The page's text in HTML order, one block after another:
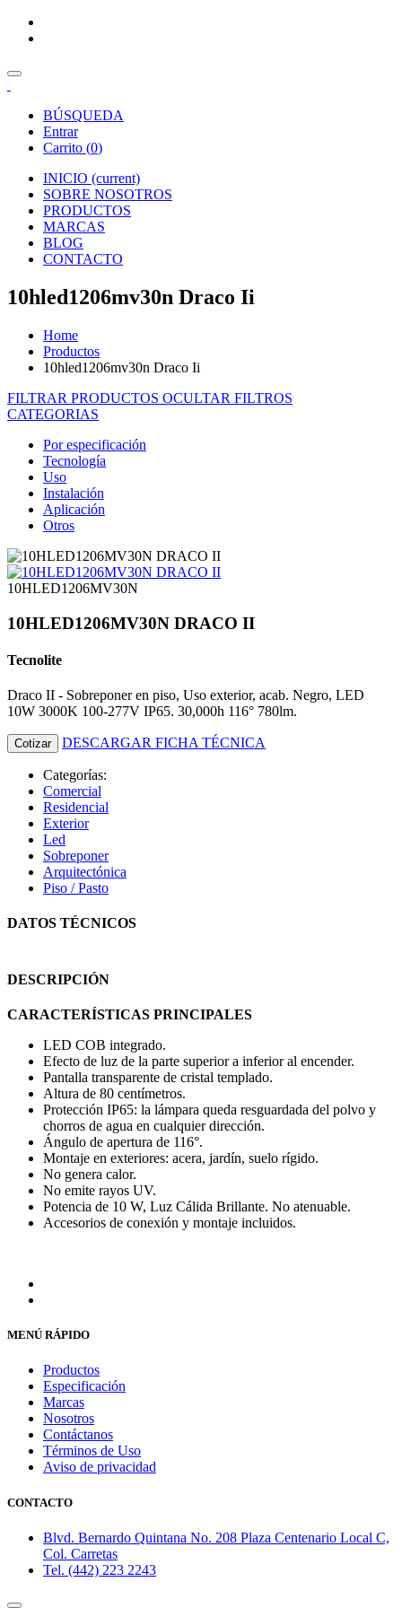
BÚSQUEDA
Entrar
Carrito (0)
INICIO (current)
SOBRE NOSOTROS
PRODUCTOS
MARCAS
BLOG
CONTACTO
10hled1206mv30n Draco Ii
Home
Productos
10hled1206mv30n Draco Ii
FILTRAR PRODUCTOS OCULTAR FILTROS
CATEGORIAS
Por especificación
Tecnología
Uso
Instalación
Aplicación
Otros
10HLED1206MV30N
10HLED1206MV30N DRACO II
Tecnolite
Draco II - Sobreponer en piso, Uso exterior, acab. Negro, LED
10W 3000K 100-277V IP65. 30,000h 116° 780lm.
Cotizar DESCARGAR FICHA TÉCNICA
Categorías:
Comercial
Residencial
Exterior
Led
Sobreponer
Arquitectónica
Piso / Pasto
DATOS TÉCNICOS
DESCRIPCIÓN
CARACTERÍSTICAS PRINCIPALES
LED COB integrado.
Efecto de luz de la parte superior a inferior al encender.
Pantalla transparente de cristal templado.
Altura de 80 centímetros.
Protección IP65: la lámpara queda resguardada del polvo y
chorros de agua en cualquier dirección.
Ángulo de apertura de 116°.
Montaje en exteriores: acera, jardín, suelo rígido.
No genera calor.
No emite rayos UV.
Potencia de 10 W, Luz Cálida Brillante. No atenuable.
Accesorios de conexión y montaje incluidos.
MENÚ RÁPIDO
Productos
Especificación
Marcas
Nosotros
Contáctanos
Términos de Uso
Aviso de privacidad
CONTACTO
Blvd. Bernardo Quintana No. 208 Plaza Centenario Local C,
Col. Carretas
Tel. (442) 223 2243